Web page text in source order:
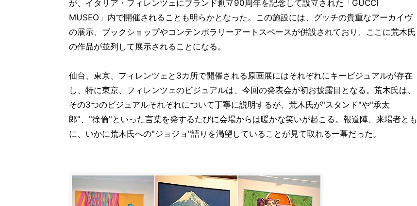
が、イタリア・フィレンツェにブランド創立90周年を記念して設立された「GUCCI
MUSEO」内で開催されることも明らかとなった。この施設には、グッチの貴重なアーカイヴ
の展示、ブックショップやコンテンポラリーアートスペースが併設されており、ここに荒木氏
の作品が並列して展示されることになる。
仙台、東京、フィレンツェと3カ所で開催される原画展にはそれぞれにキービジュアルが存在
し、特に東京、フィレンツェのビジュアルは、今回の発表会が初お披露目となる。荒木氏は、
その3つのビジュアルそれぞれについて丁寧に説明するが、荒木氏が"スタンド"や"承太
郎"、"徐倫"といった言葉を発するたびに会場からは暖かな笑いが起こる。報道陣、来場者とも
に、いかに荒木氏への"ジョジョ"語りを渇望していることが見て取れる一幕だった。